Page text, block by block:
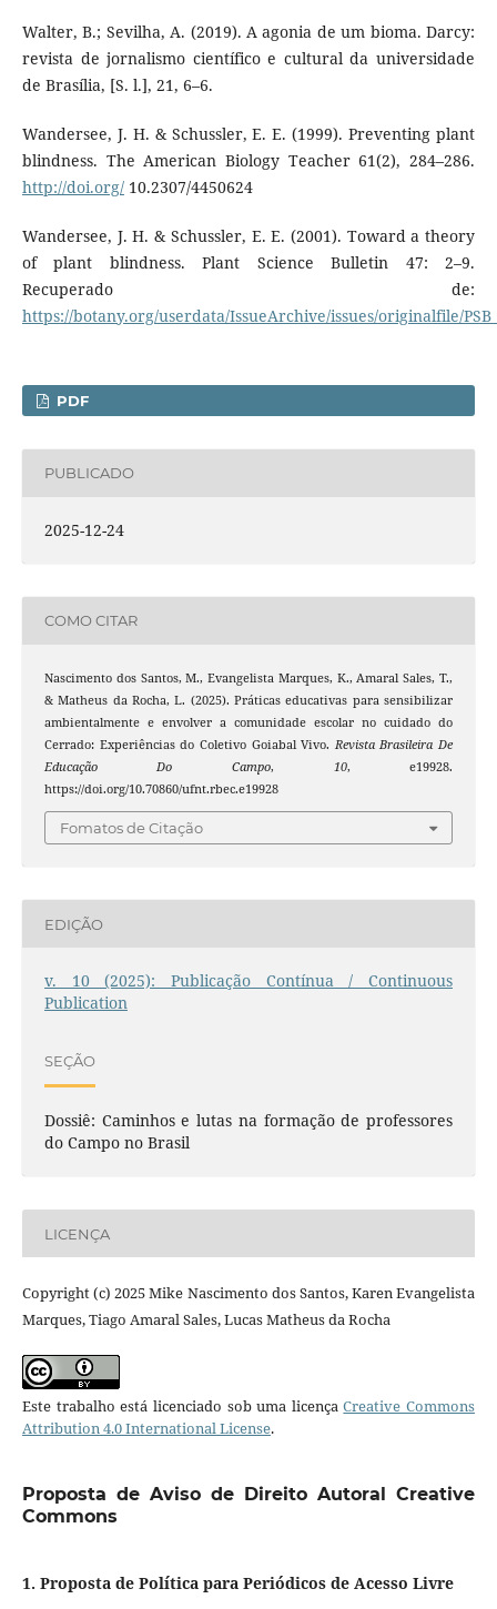
Walter, B.; Sevilha, A. (2019). A agonia de um bioma. Darcy:
revista de jornalismo científico e cultural da universidade
de Brasília, [S. l.], 21, 6–6.
Wandersee, J. H. & Schussler, E. E. (1999). Preventing plant
blindness. The American Biology Teacher 61(2), 284–286.
http://doi.org/10.2307/4450624
Wandersee, J. H. & Schussler, E. E. (2001). Toward a theory
of plant blindness. Plant Science Bulletin 47: 2–9.
Recuperado de:
https://botany.org/userdata/IssueArchive/issues/originalfile/
PDF
PUBLICADO
2025-12-24
COMO CITAR
Nascimento dos Santos, M., Evangelista Marques, K., Amaral Sales, T.,
& Matheus da Rocha, L. (2025). Práticas educativas para sensibilizar
ambientalmente e envolver a comunidade escolar no cuidado do
Cerrado: Experiências do Coletivo Goiabal Vivo. Revista Brasileira De
Educação Do Campo, 10, e19928.
https://doi.org/10.70860/ufnt.rbec.e19928
Fomatos de Citação
EDIÇÃO
v. 10 (2025): Publicação Contínua / Continuous
Publication
SEÇÃO
Dossiê: Caminhos e lutas na formação de professores
do Campo no Brasil
LICENÇA
Copyright (c) 2025 Mike Nascimento dos Santos, Karen Evangelista
Marques, Tiago Amaral Sales, Lucas Matheus da Rocha
Este trabalho está licenciado sob uma licençaCreative Commons
Attribution 4.0 International License.
Proposta de Aviso de Direito Autoral Creative
Commons
1. Proposta de Política para Periódicos de Acesso Livre